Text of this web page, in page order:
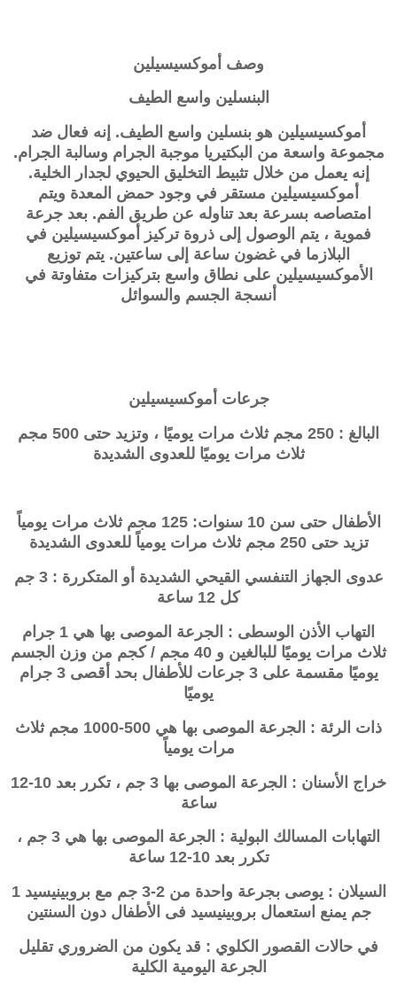
وصف أموكسيسيلين
البنسلين واسع الطيف
أموكسيسيلين هو بنسلين واسع الطيف. إنه فعال ضد
مجموعة واسعة من البكتيريا موجبة الجرام وسالبة الجرام.
إنه يعمل من خلال تثبيط التخليق الحيوي لجدار الخلية.
أموكسيسيلين مستقر في وجود حمض المعدة ويتم
امتصاصه بسرعة بعد تناوله عن طريق الفم. بعد جرعة
فموية ، يتم الوصول إلى ذروة تركيز أموكسيسيلين في
البلازما في غضون ساعة إلى ساعتين. يتم توزيع
الأموكسيسيلين على نطاق واسع بتركيزات متفاوتة في
أنسجة الجسم والسوائل
جرعات أموكسيسيلين
البالغ : 250 مجم ثلاث مرات يوميًا ، وتزيد حتى 500 مجم
ثلاث مرات يوميًا للعدوى الشديدة
الأطفال حتى سن 10 سنوات: 125 مجم ثلاث مرات يومياً
تزيد حتى 250 مجم ثلاث مرات يومياً للعدوى الشديدة
عدوى الجهاز التنفسي القيحي الشديدة أو المتكررة : 3 جم
كل 12 ساعة
التهاب الأذن الوسطى : الجرعة الموصى بها هي 1 جرام
ثلاث مرات يوميًا للبالغين و 40 مجم / كجم من وزن الجسم
يوميًا مقسمة على 3 جرعات للأطفال بحد أقصى 3 جرام
يوميًا
ذات الرئة : الجرعة الموصى بها هي 500-1000 مجم ثلاث
مرات يومياً
خراج الأسنان : الجرعة الموصى بها 3 جم ، تكرر بعد 10-12
ساعة
التهابات المسالك البولية : الجرعة الموصى بها هي 3 جم ،
تكرر بعد 10-12 ساعة
السيلان : يوصى بجرعة واحدة من 2-3 جم مع بروبينيسيد 1
جم يمنع استعمال بروبينيسيد فى الأطفال دون السنتين
في حالات القصور الكلوي : قد يكون من الضروري تقليل
الجرعة اليومية الكلية